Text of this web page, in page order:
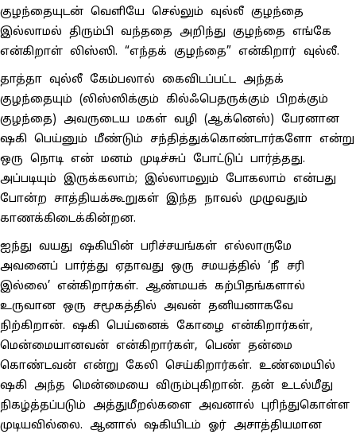
குழந்தையுடன் வெளியே செல்லும் வுல்லீ குழந்தை
இல்லாமல் திரும்பி வந்ததை அறிந்து குழந்தை எங்கே
என்கிறாள் லிஸ்ஸி. “எந்தக் குழந்தை” என்கிறார் வுல்லீ.
தாத்தா வுல்லீ கேம்பலால் கைவிடப்பட்ட அந்தக்
குழந்தையும் (லிஸ்ஸிக்கும் கில்ஃபெதருக்கும் பிறக்கும்
குழந்தை) அவருடைய மகள் வழி (ஆக்னெஸ்) பேரனான
ஷகி பெய்னும் மீண்டும் சந்தித்துக்கொண்டார்களோ என்று
ஒரு நொடி என் மனம் முடிச்சுப் போட்டுப் பார்த்தது.
அப்படியும் இருக்கலாம்; இல்லாமலும் போகலாம் என்பது
போன்ற சாத்தியக்கூறுகள் இந்த நாவல் முழுவதும்
காணக்கிடைக்கின்றன.
ஐந்து வயது ஷகியின் பரிச்சயங்கள் எல்லாருமே
அவனைப் பார்த்து ஏதாவது ஒரு சமயத்தில் ‘நீ சரி
இல்லை’ என்கிறார்கள். ஆண்மயக் கற்பிதங்களால்
உருவான ஒரு சமூகத்தில் அவன் தனியனாகவே
நிற்கிறான். ஷகி பெய்னைக் கோழை என்கிறார்கள்,
மென்மையானவன் என்கிறார்கள், பெண் தன்மை
கொண்டவன் என்று கேலி செய்கிறார்கள். உண்மையில்
ஷகி அந்த மென்மையை விரும்புகிறான். தன் உடல்மீது
நிகழ்த்தப்படும் அத்துமீறல்களை அவனால் புரிந்துகொள்ள
முடியவில்லை. ஆனால் ஷகியிடம் ஓர் அசாத்தியமான